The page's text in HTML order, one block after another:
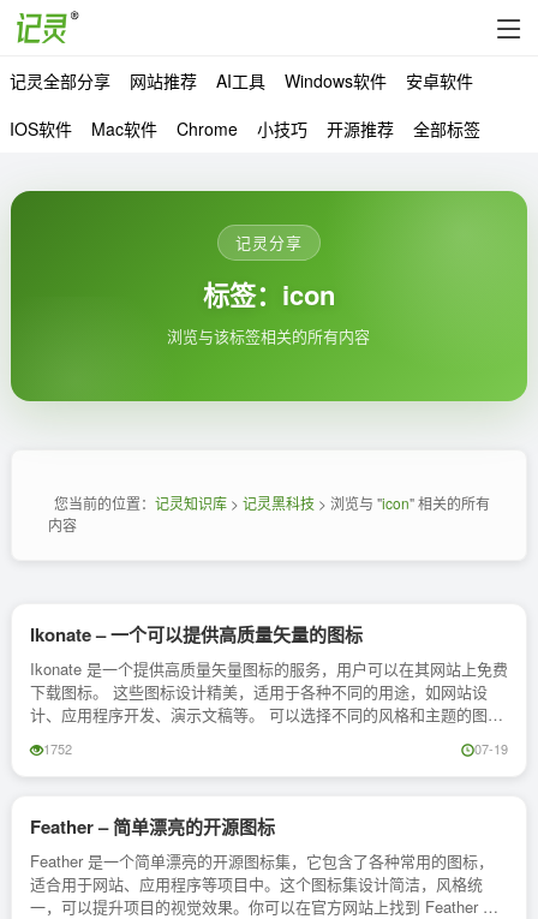
记灵全部分享 网站推荐 AI工具 Windows软件
安卓软件
IOS软件
Mac软件 Chrome 小技巧 开源推荐 全部标签
记灵分享
标签：icon
浏览与该标签相关的所有内容
您当前的位置： 记灵知识库> 记灵黑科技> 浏览与 "icon" 相关的所有
内容
Ikonate – 一个可以提供高质量矢量的图标
Ikonate 是一个提供高质量矢量图标的服务，用户可以在其网站上免费
下载图标。 这些图标设计精美，适用于各种不同的用途，如网站设
计、应用程序开发、演示文稿等。 可以选择不同的风格和主题的图
1752 07-19
Feather – 简单漂亮的开源图标
Feather 是一个简单漂亮的开源图标集，它包含了各种常用的图标，
适合用于网站、应用程序等项目中。这个图标集设计简洁，风格统
一，可以提升项目的视觉效果。你可以在官方网站上找到 Feather 图